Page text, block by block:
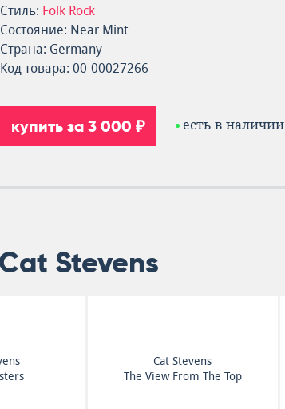
Стиль: Folk Rock
Состояние: Near Mint
Страна: Germany
Код товара: 00-00027266
купить за 3 000 ₽ есть в наличии
Stevens
Cat Stevens
The View From The Top